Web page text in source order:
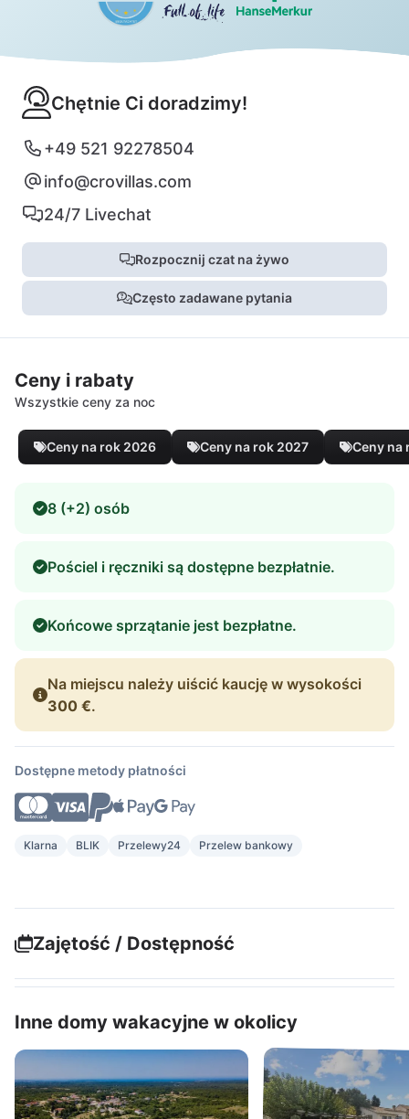
Chętnie Ci doradzimy!
+49 521 92278504
info@crovillas.com
24/7 Livechat
Rozpocznij czat na żywo
Często zadawane pytania
Ceny i rabaty
Wszystkie ceny za noc
Ceny na rok 2026 Ceny na rok 2027 Ceny na
8 (+2) osób
Pościel i ręczniki są dostępne bezpłatnie.
Końcowe sprzątanie jest bezpłatne.
Na miejscu należy uiścić kaucję w wysokości
300 €.
Dostępne metody płatności
Klarna BLIK Przelewy24 Przelew bankowy
Zajętość / Dostępność
Inne domy wakacyjne w okolicy